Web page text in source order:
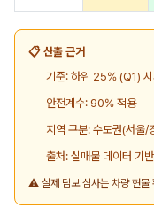
📋 산출 근거
기준: 하위 25% (Q1) 시
안전계수: 90% 적용
지역 구분: 수도권(서울
출처: 실매물 데이터 기반
⚠️ 실제 담보 심사는 차량 현물